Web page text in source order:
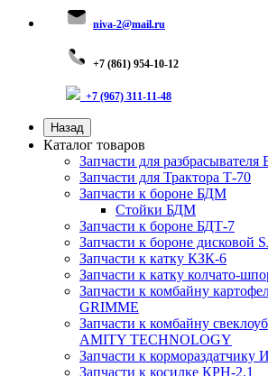
niva-2@mail.ru
+7 (861) 954-10-12
+7 (967) 311-11-48
Назад
Каталог товаров
Запчасти для
Запчасти для Трактора Т-70
Запчасти к бороне БДМ
Стойки БДМ
Запчасти к бороне БДТ-7
Запчасти к бороне дисковой
Запчасти к катку КЗК-6
Запчасти к катку колчато-
Запчасти к комбайну
GRIMME
Запчасти к комбайну
AMITY TECHNOLOGY
Запчасти к кормораздатчику
Запчасти к косилке КРН-2.1